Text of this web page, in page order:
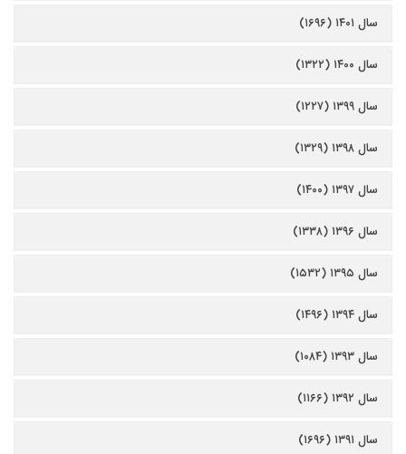
سال ۱۴۰۱ (۱۶۹۶)
سال ۱۴۰۰ (۱۳۲۲)
سال ۱۳۹۹ (۱۲۲۷)
سال ۱۳۹۸ (۱۳۲۹)
سال ۱۳۹۷ (۱۴۰۰)
سال ۱۳۹۶ (۱۳۳۸)
سال ۱۳۹۵ (۱۵۳۲)
سال ۱۳۹۴ (۱۴۹۶)
سال ۱۳۹۳ (۱۰۸۴)
سال ۱۳۹۲ (۱۱۶۶)
سال ۱۳۹۱ (۱۶۹۶)